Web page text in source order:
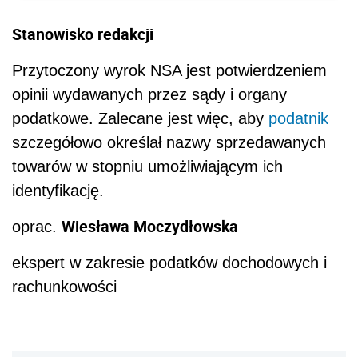
Stanowisko redakcji
Przytoczony wyrok NSA jest potwierdzeniem
opinii wydawanych przez sądy i organy
podatkowe. Zalecane jest więc, aby podatnik
szczegółowo określał nazwy sprzedawanych
towarów w stopniu umożliwiającym ich
identyfikację.
oprac. Wiesława Moczydłowska
ekspert w zakresie podatków dochodowych i
rachunkowości